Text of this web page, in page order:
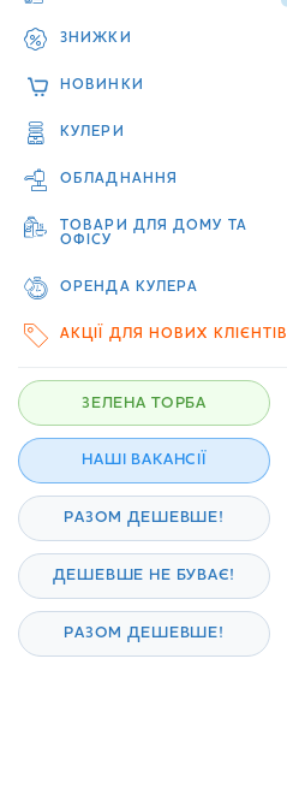
ЗНИЖКИ
НОВИНКИ
КУЛЕРИ
ОБЛАДНАННЯ
ТОВАРИ ДЛЯ ДОМУ ТА
ОФІСУ
ОРЕНДА КУЛЕРА
АКЦІЇ ДЛЯ НОВИХ КЛІЄНТІВ
ЗЕЛЕНА ТОРБА
НАШІ ВАКАНСІЇ
РАЗОМ ДЕШЕВШЕ!
ДЕШЕВШЕ НЕ БУВАЄ!
РАЗОМ ДЕШЕВШЕ!